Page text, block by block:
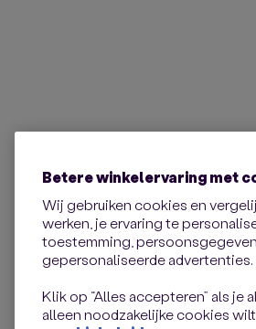
Betere winkelervaring met
Wij gebruiken cookies en
werken, je ervaring te
toestemming,
gepersonaliseerde advertenties.
Klik op “Alles accepteren” als je
alleen noodzakelijke cookies